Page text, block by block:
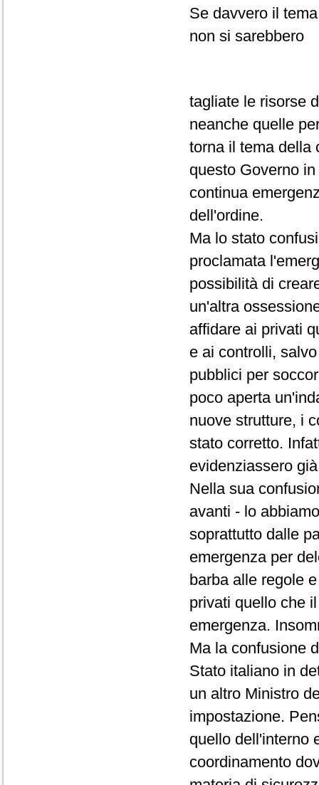
Se davvero il
non si sarebbero
tagliate le risorse
neanche quelle
torna il tema della
questo Governo
continua
dell'ordine.
Ma lo stato
proclamata
possibilità di
un'altra
affidare ai privati
e ai controlli,
pubblici per
poco aperta
nuove strutture, i
stato corretto.
evidenziassero
Nella sua
avanti - lo
soprattutto dalle
emergenza per
barba alle regole
privati quello che
emergenza.
Ma la confusione
Stato italiano in
un altro Ministro
impostazione.
quello dell'interno
coordinamento